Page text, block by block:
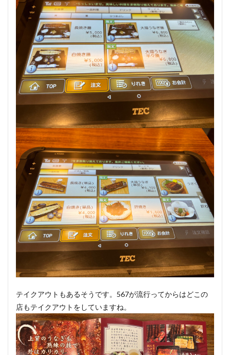
テイクアウトもあるそうです。567が流行ってからはどこの
店もテイクアウトをしていますね。